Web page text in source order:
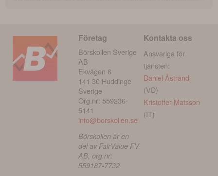
Företag
Börskollen Sverige
AB
Ekvägen 6
141 30 Huddinge
Sverige
Org.nr: 559236-
5141
info@borskollen.se
Börskollen är en
del av FairValue FV
AB, org.nr:
559187-7732
Kontakta oss
Ansvariga för
tjänsten:
Daniel Åstrand
(VD)
Kristoffer Matsson
(IT)